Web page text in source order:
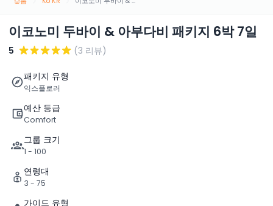
이코노미 두바이 & 아부다비 패키지 6박 7일
5 (3 리뷰)
패키지 유형
익스플로러
예산 등급
Comfort
그룹 크기
1 - 100
연령대
3 - 75
가이드 유형